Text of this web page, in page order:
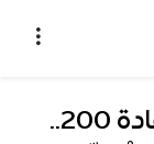
إقصاء المترشحين وجدل المادة 200..